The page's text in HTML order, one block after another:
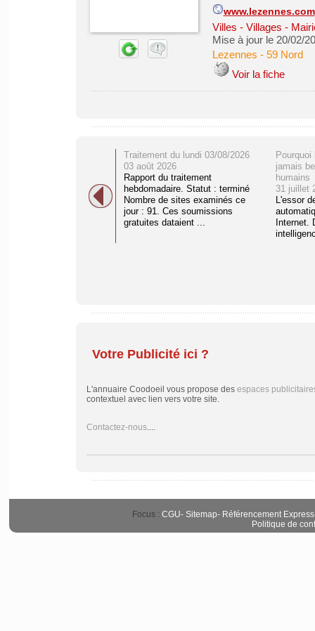
www.lezennes.com
Villes - Villages -
Mise à jour le 20/02/
Lezennes - 59 Nord
Voir la fiche
Traitement du lundi 03/08/2026
03 août 2026
Rapport du traitement
hebdomadaire. Statut : terminé
Nombre de sites examinés ce
jour : 91. Ces soumissions
gratuites dataient ...
jamais
humains
31 juillet
L'essor
Internet.
Votre Publicité ici ?
L'annuaire Coodoeil vous propose des espaces
contextuel avec lien vers votre site.
Contactez-nous....
Focus : CGU- Sitemap- Référencement Express
Politique de